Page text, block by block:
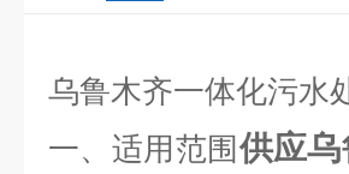
乌鲁木齐一体化污水
一、适用范围供应